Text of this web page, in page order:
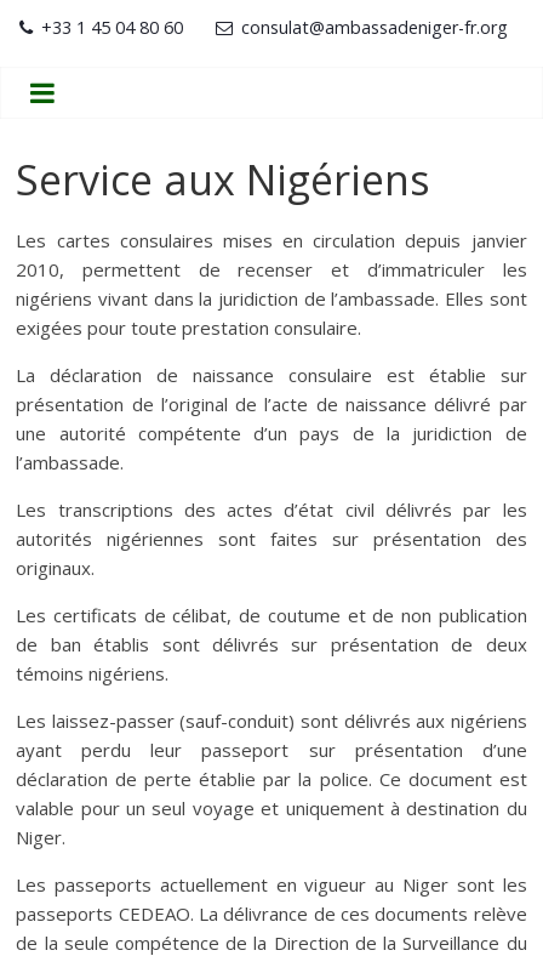
+33 1 45 04 80 60 consulat@ambassadeniger-fr.org
Service aux Nigériens
Les cartes consulaires mises en circulation depuis janvier
2010, permettent de recenser et d’immatriculer les
nigériens vivant dans la juridiction de l’ambassade. Elles sont
exigées pour toute prestation consulaire.
La déclaration de naissance consulaire est établie sur
présentation de l’original de l’acte de naissance délivré par
une autorité compétente d’un pays de la juridiction de
l’ambassade.
Les transcriptions des actes d’état civil délivrés par les
autorités nigériennes sont faites sur présentation des
originaux.
Les certificats de célibat, de coutume et de non publication
de ban établis sont délivrés sur présentation de deux
témoins nigériens.
Les laissez-passer (sauf-conduit) sont délivrés aux nigériens
ayant perdu leur passeport sur présentation d’une
déclaration de perte établie par la police. Ce document est
valable pour un seul voyage et uniquement à destination du
Niger.
Les passeports actuellement en vigueur au Niger sont les
passeports CEDEAO. La délivrance de ces documents relève
de la seule compétence de la Direction de la Surveillance du